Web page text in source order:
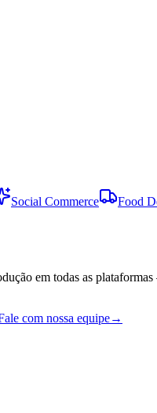
Social Commerce Food
em todas as
com nossa equipe→